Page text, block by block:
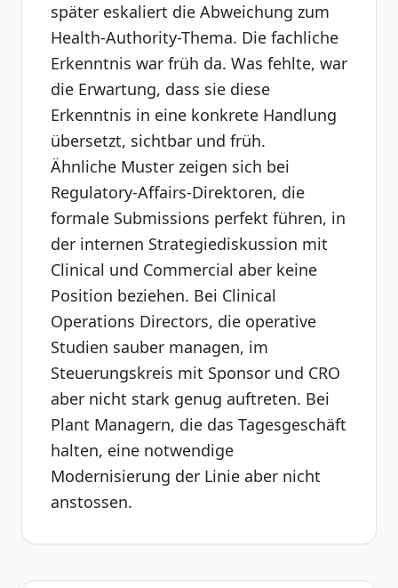
später eskaliert die Abweichung zum
Health-Authority-Thema. Die fachliche
Erkenntnis war früh da. Was fehlte, war
die Erwartung, dass sie diese
Erkenntnis in eine konkrete Handlung
übersetzt, sichtbar und früh.
Ähnliche Muster zeigen sich bei
Regulatory-Affairs-Direktoren, die
formale Submissions perfekt führen, in
der internen Strategiediskussion mit
Clinical und Commercial aber keine
Position beziehen. Bei Clinical
Operations Directors, die operative
Studien sauber managen, im
Steuerungskreis mit Sponsor und CRO
aber nicht stark genug auftreten. Bei
Plant Managern, die das Tagesgeschäft
halten, eine notwendige
Modernisierung der Linie aber nicht
anstossen.